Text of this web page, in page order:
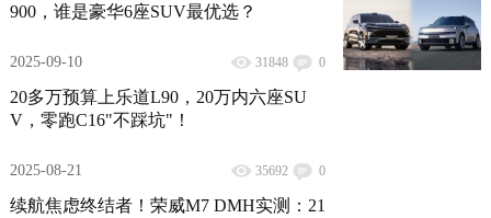
900，谁是豪华6座SUV最优选？
2025-09-10 31848 0
20多万预算上乐道L90，20万内六座SU
V，零跑C16"不踩坑"！
2025-08-21 35692 0
续航焦虑终结者！荣威M7 DMH实测：21